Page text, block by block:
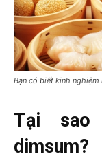
Bạn có biết kinh
Tại sao
dimsum?